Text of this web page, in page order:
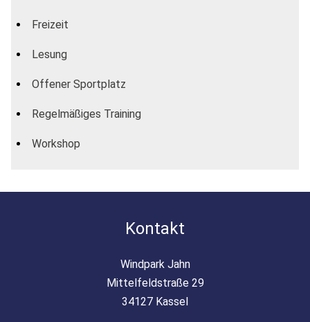
Freizeit
Lesung
Offener Sportplatz
Regelmäßiges Training
Workshop
Kontakt
Windpark Jahn
Mittelfeldstraße 29
34127 Kassel